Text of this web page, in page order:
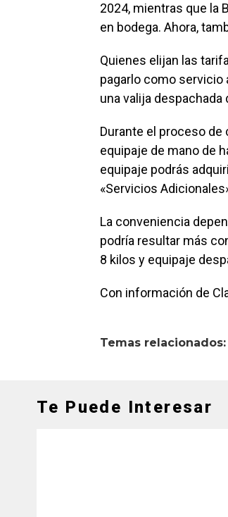
2024, mientras que la
en bodega. Ahora,
Quienes elijan las
pagarlo como servicio
una valija despachada
Durante el proceso de
equipaje de mano de
equipaje podrás
«Servicios
La conveniencia
podría resultar más
8 kilos y equipaje
Con información de
Temas relacionados:
Te Puede Interesar